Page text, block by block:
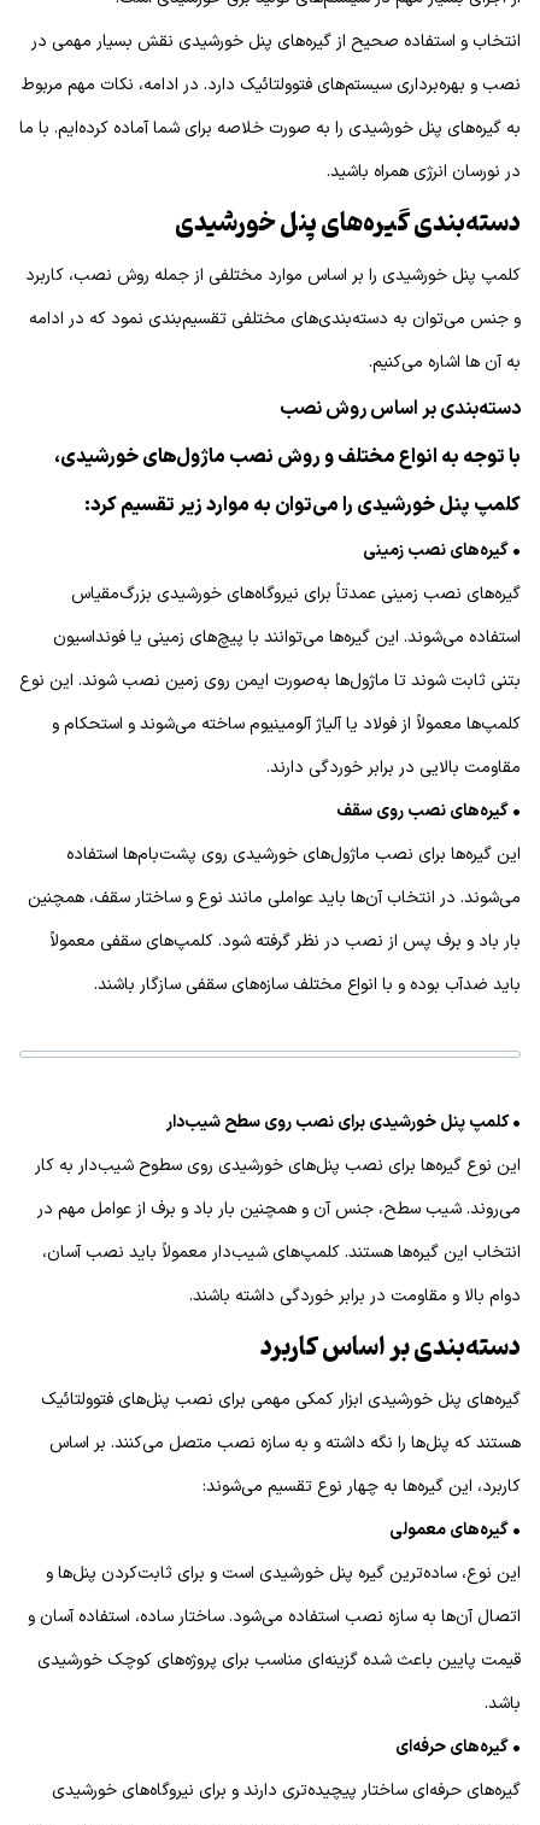
انتخاب و استفاده صحیح از گیره‌های پنل خورشیدی نقش بسیار مهمی در
نصب و بهره‌برداری سیستم‌های فتوولتائیک دارد. در ادامه، نکات مهم مربوط
به گیره‌های پنل خورشیدی را به صورت خلاصه برای شما آماده کرده‌ایم. با ما
در نورسان انرژی همراه باشید.
دسته‌بندی گیره‌های پنل خورشیدی
کلمپ پنل خورشیدی را بر اساس موارد مختلفی از جمله روش نصب، کاربرد
و جنس می‌توان به دسته‌بندی‌های مختلفی تقسیم‌بندی نمود که در ادامه
به آن ها اشاره می‌کنیم.
دسته‌بندی بر اساس روش نصب
با توجه به انواع مختلف و روش نصب ماژول‌های خورشیدی،
کلمپ پنل خورشیدی را می‌توان به موارد زیر تقسیم کرد:
• گیره‌های نصب زمینی
گیره‌های نصب زمینی عمدتاً برای نیروگاه‌های خورشیدی بزرگ‌مقیاس
استفاده می‌شوند. این گیره‌ها می‌توانند با پیچ‌های زمینی یا فونداسیون
بتنی ثابت شوند تا ماژول‌ها به‌صورت ایمن روی زمین نصب شوند. این نوع
کلمپ‌ها معمولاً از فولاد یا آلیاژ آلومینیوم ساخته می‌شوند و استحکام و
مقاومت بالایی در برابر خوردگی دارند.
• گیره‌های نصب روی سقف
این گیره‌ها برای نصب ماژول‌های خورشیدی روی پشت‌بام‌ها استفاده
می‌شوند. در انتخاب آن‌ها باید عواملی مانند نوع و ساختار سقف، همچنین
بار باد و برف پس از نصب در نظر گرفته شود. کلمپ‌های سقفی معمولاً
باید ضدآب بوده و با انواع مختلف سازه‌های سقفی سازگار باشند.
• کلمپ پنل خورشیدی برای‌ نصب روی سطح شیب‌دار
این نوع گیره‌ها برای نصب پنل‌های خورشیدی روی سطوح شیب‌دار به کار
می‌روند. شیب سطح، جنس آن و همچنین بار باد و برف از عوامل مهم در
انتخاب این گیره‌ها هستند. کلمپ‌های شیب‌دار معمولاً باید نصب آسان،
دوام بالا و مقاومت در برابر خوردگی داشته باشند.
دسته‌بندی بر اساس کاربرد
گیره‌های پنل خورشیدی ابزار کمکی مهمی برای نصب پنل‌های فتوولتائیک
هستند که پنل‌ها را نگه داشته و به سازه نصب متصل می‌کنند. بر اساس
کاربرد، این گیره‌ها به چهار نوع تقسیم می‌شوند:
• گیره‌های معمولی
این نوع، ساده‌ترین گیره پنل خورشیدی است و برای ثابت‌کردن پنل‌ها و
اتصال آن‌ها به سازه نصب استفاده می‌شود. ساختار ساده، استفاده آسان و
قیمت پایین باعث شده گزینه‌ای مناسب برای پروژه‌های کوچک خورشیدی
باشد.
• گیره‌های حرفه‌ای
گیره‌های حرفه‌ای ساختار پیچیده‌تری دارند و برای نیروگاه‌های خورشیدی